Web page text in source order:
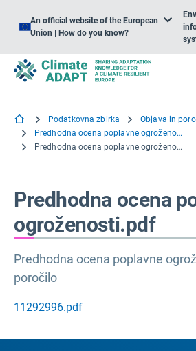
An official website of the European
Union | How do you know?
Podatkovna zbirka
Objava in
Predhodna ocena poplavne ogroženosti
Predhodna ocena poplavne ogroženosti.pdf
Predhodna ocena
ogroženosti.pdf
Predhodna ocena poplavne
poročilo
11292996.pdf